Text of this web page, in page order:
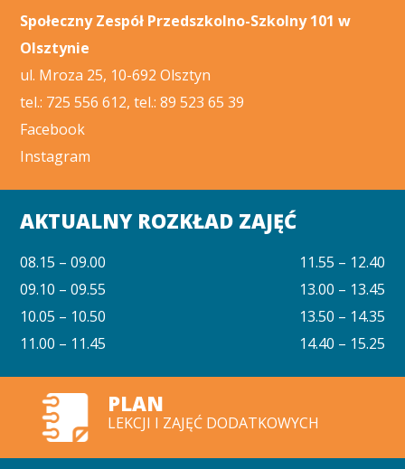
Społeczny Zespół Przedszkolno-Szkolny 101 w
Olsztynie
ul. Mroza 25, 10-692 Olsztyn
tel.: 725 556 612, tel.: 89 523 65 39
Facebook
Instagram
AKTUALNY ROZKŁAD ZAJĘĆ
08.15 – 09.00
09.10 – 09.55
10.05 – 10.50
11.00 – 11.45
11.55 – 12.40
13.00 – 13.45
13.50 – 14.35
14.40 – 15.25
PLAN
LEKCJI I ZAJĘĆ DODATKOWYCH